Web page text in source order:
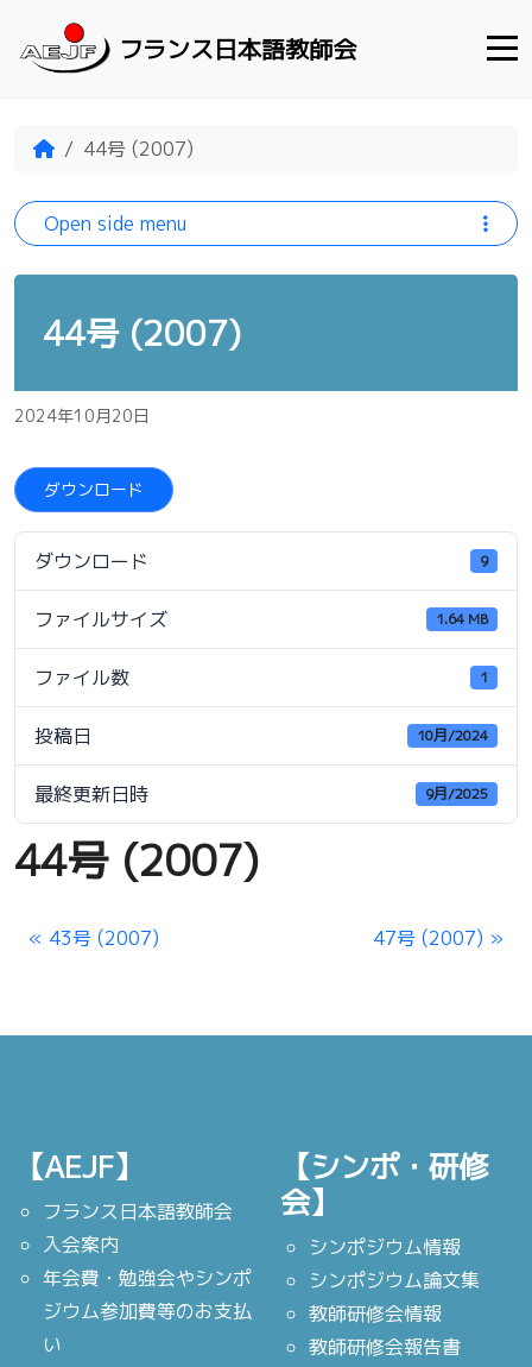
フランス日本語教師会
Home44号 (2007)
44号 (2007)
2024年10月20日
ダウンロード
ダウンロード 9
ファイルサイズ 1.64 MB
ファイル数 1
投稿日 10月/2024
最終更新日時 9月/2025
44号 (2007)
43号 (2007) 47号 (2007)
Open side menu
【AEJF】
フランス日本語教師会
入会案内
年会費・勉強会やシンポ
ジウム参加費等のお支払
い
【シンポ・研修
会】
シンポジウム情報
シンポジウム論文集
教師研修会情報
教師研修会報告書